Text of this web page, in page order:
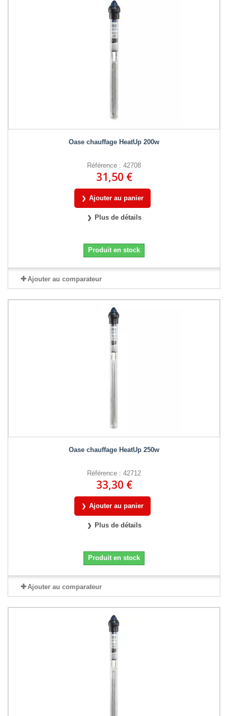
Oase chauffage HeatUp 200w
Référence : 42708
31,50 €
Ajouter au panier
Plus de détails
Produit en stock
Ajouter au comparateur
Oase chauffage HeatUp 250w
Référence : 42712
33,30 €
Ajouter au panier
Plus de détails
Produit en stock
Ajouter au comparateur